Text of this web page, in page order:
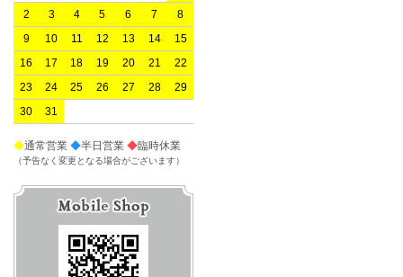
2
3 4 5 6 7
8
9
10 11 12 13 14
15
16
17 18 19 20 21
22
23
24 25 26 27 28
29
30
31
◆通常営業 ◆半日営業 ◆臨時休業
（予告なく変更となる場合がございます）